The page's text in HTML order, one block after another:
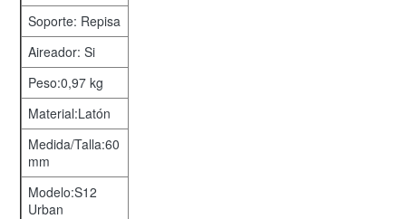
Soporte: Repisa
Aireador: Si
Peso:0,97 kg
Material:Latón
Medida/Talla:60
mm
Modelo:S12
Urban